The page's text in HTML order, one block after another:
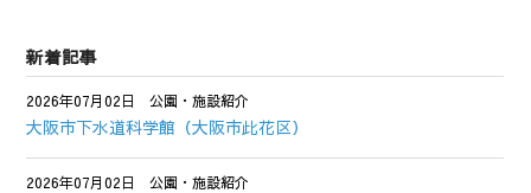
新着記事
2026年07月02日 公園・施設紹介
大阪市下水道科学館（大阪市此花区）
2026年07月02日 公園・施設紹介